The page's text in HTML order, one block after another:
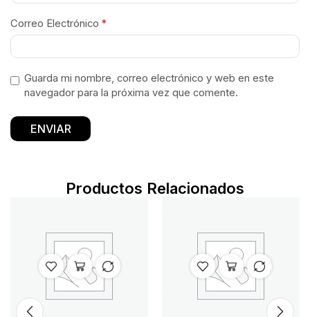
Correo Electrónico *
Guarda mi nombre, correo electrónico y web en este
navegador para la próxima vez que comente.
Productos Relacionados